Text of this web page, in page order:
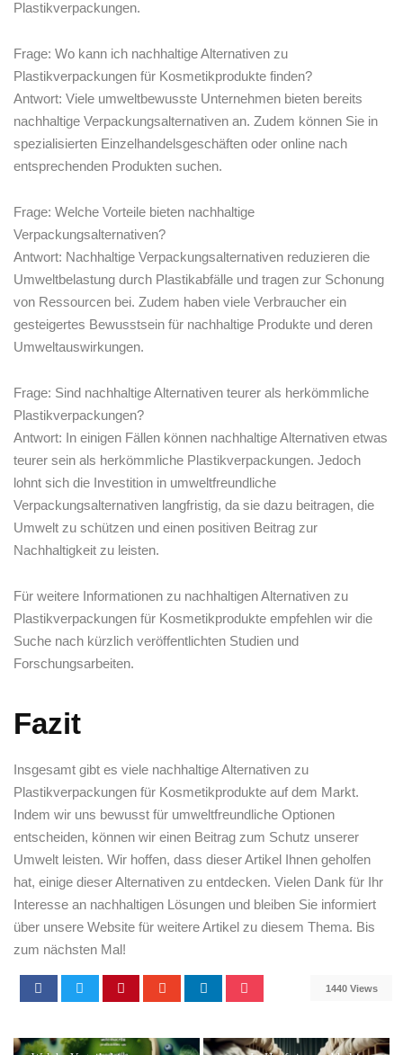
Plastikverpackungen.
Frage: Wo kann ich nachhaltige⁢ Alternativen zu
Plastikverpackungen ​für ‌Kosmetikprodukte finden?
Antwort: Viele ‌umweltbewusste⁣ Unternehmen bieten bereits
nachhaltige Verpackungsalternativen an. Zudem ⁣können Sie in
spezialisierten ⁢Einzelhandelsgeschäften oder online nach
entsprechenden Produkten ⁤suchen.
Frage: ​Welche ⁤Vorteile bieten ⁣nachhaltige‍
Verpackungsalternativen?
Antwort: Nachhaltige⁣ Verpackungsalternativen reduzieren die
Umweltbelastung durch Plastikabfälle‍ und tragen ⁢zur Schonung
von Ressourcen ⁤bei. Zudem haben viele Verbraucher ein‍
gesteigertes Bewusstsein für nachhaltige Produkte und deren
Umweltauswirkungen.
Frage: ‍Sind nachhaltige⁣ Alternativen teurer als ‍herkömmliche
Plastikverpackungen?
Antwort: In einigen Fällen⁣ können nachhaltige Alternativen etwas
teurer sein ⁢als herkömmliche Plastikverpackungen. Jedoch
lohnt sich die Investition in umweltfreundliche
Verpackungsalternativen langfristig, ​da sie dazu beitragen, ⁤die
Umwelt zu schützen und einen positiven ⁣Beitrag zur
Nachhaltigkeit zu leisten.
Für ⁢weitere Informationen zu nachhaltigen Alternativen zu⁤
Plastikverpackungen für⁣ Kosmetikprodukte empfehlen ⁣wir‌ die
Suche​ nach kürzlich veröffentlichten Studien ⁤und‌
Forschungsarbeiten.
Fazit
Insgesamt gibt es viele nachhaltige Alternativen⁢ zu
Plastikverpackungen für Kosmetikprodukte auf dem ​Markt.
Indem wir uns bewusst für umweltfreundliche⁢ Optionen
⁢entscheiden, können‌ wir⁣ einen Beitrag zum Schutz unserer
Umwelt leisten.⁤ Wir hoffen, dass dieser⁣ Artikel ⁣Ihnen⁣ geholfen
⁣hat, einige dieser Alternativen zu ‌entdecken.‍ Vielen Dank ‍für Ihr
Interesse an nachhaltigen Lösungen und bleiben Sie informiert⁣
über unsere Website für ​weitere ⁤Artikel ⁤zu diesem ⁤Thema. Bis​
zum nächsten Mal!
1440 Views